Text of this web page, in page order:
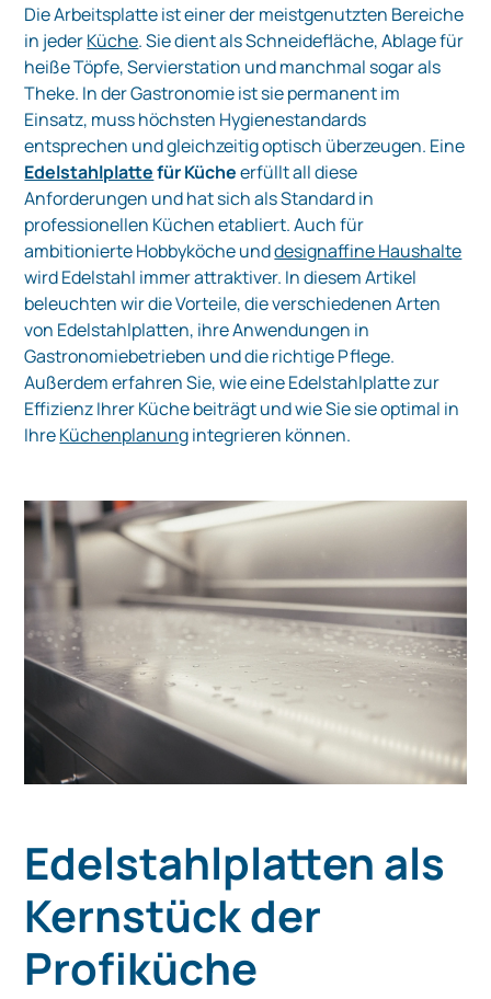
Die Arbeitsplatte ist einer der meistgenutzten Bereiche
in jederKüche. Sie dient als Schneidefläche, Ablage für
heiße Töpfe, Servierstation und manchmal sogar als
Theke. In der Gastronomie ist sie permanent im
Einsatz, muss höchsten Hygienestandards
entsprechen und gleichzeitig optisch überzeugen. Eine
Edelstahlplattefür Kücheerfüllt all diese
Anforderungen und hat sich als Standard in
professionellen Küchen etabliert. Auch für
ambitionierte Hobbyköche unddesignaffine Haushalte
wird Edelstahl immer attraktiver. In diesem Artikel
beleuchten wir die Vorteile, die verschiedenen Arten
von Edelstahlplatten, ihre Anwendungen in
Gastronomiebetrieben und die richtige Pflege.
Außerdem erfahren Sie, wie eine Edelstahlplatte zur
Effizienz Ihrer Küche beiträgt und wie Sie sie optimal in
IhreKüchenplanungintegrieren können.
Edelstahlplatten als
Kernstück der
Profiküche